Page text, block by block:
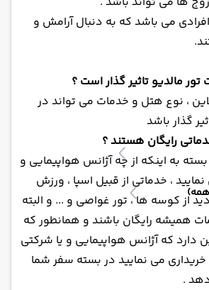
می باشد که به دنبال آرامش و
مالدیو تاثیر گذار است ؟
، نوع هتل و خدمات می تواند در
گذار باشد
رایگان هستند ؟
بسته به اینکه از چه آژانس هواپیمایی و
، خدماتی از قبیل اسپا ، ورزش
از کوسه ها ، تور غواصی و ... و البته
همیشه رایگان باشند و همانطور که
دارد که آژانس هواپیمایی و یا شرکتی
خریداری می نمایید در بسته سفر شما
دهد .